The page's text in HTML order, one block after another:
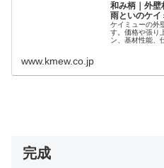
和み柄｜外壁
雨といのケイ
ケイミューの外
す。価格や張り
ン、基材性能、
www.kmew.co.jp
完成